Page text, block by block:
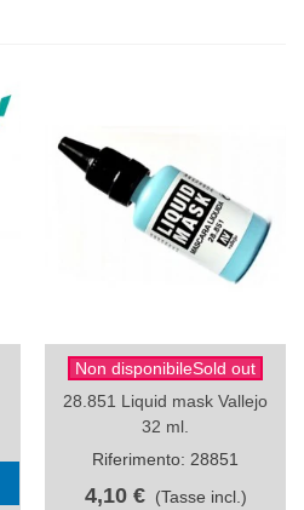
Non disponibileSold out
28.851 Liquid mask Vallejo
32 ml.
Riferimento: 28851
4,10 € (Tasse incl.)